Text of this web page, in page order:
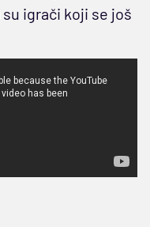
su igrači koji se još